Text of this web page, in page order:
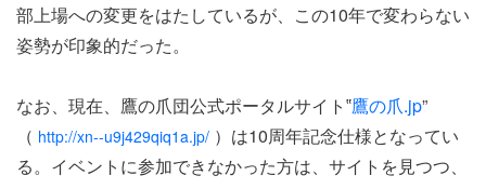
部上場への変更をはたしているが、この10年で変わらない
姿勢が印象的だった。
なお、現在、鷹の爪団公式ポータルサイト‟鷹の爪.jp”
（ http://xn--u9j429qiq1a.jp/ ）は10周年記念仕様となってい
る。イベントに参加できなかった方は、サイトを見つつ、